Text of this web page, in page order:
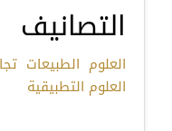
التصانيف
العلوم الطبيعات
العلوم التطبيقية